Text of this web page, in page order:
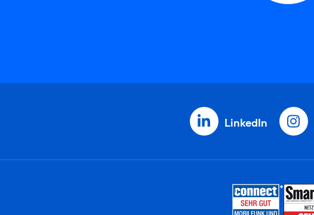
LinkedIn